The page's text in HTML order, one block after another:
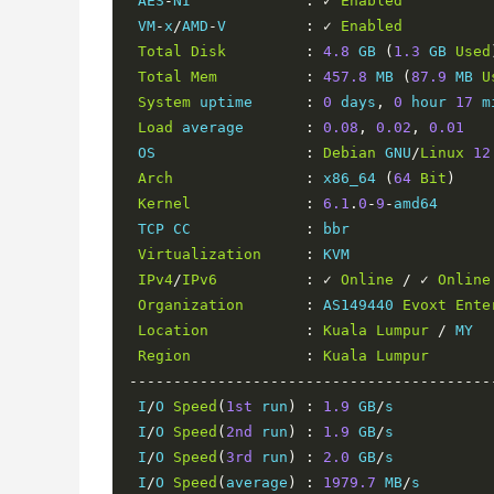
VM-x/AMD -V : ✓
Enabled
Total Disk : 4.8 GB ( 1.3 GB Used
Total Mem : 457.8 MB ( 87.9 MB
System uptime : 0 days , 0 hour 17
Load
average : 0.08 , 0.02 ,
0.01
OS
: Debian GNU/Linux
12
Arch
: x86_64 ( 64 Bit )
Kernel
: 6.1 . 0 -9 - amd64
TCP CC
:
bbr
Virtualization
:
KVM
IPv4/IPv6 : ✓ Online / ✓ Online
Organization
: AS149440 Evoxt
Location
: Kuala Lumpur / MY
Region
: Kuala
Lumpur
I/O Speed ( 1st run ) : 1.9 GB/s
I/O Speed ( 2nd run ) : 1.9 GB/s
I/O Speed ( 3rd run ) : 2.0 GB/s
I/O Speed ( average ) : 1979.7 MB/